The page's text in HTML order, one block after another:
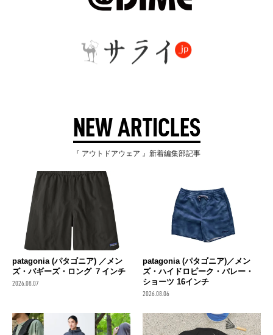
NEW ARTICLES
『 アウトドアウェア 』新着編集部記事
patagonia (パタゴニア) ／メン
ズ・バギーズ・ロング ７インチ
2026.08.07
patagonia (パタゴニア)／メン
ズ・ハイドロピーク・バレー・
ショーツ 16インチ
2026.08.06